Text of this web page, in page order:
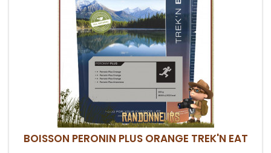
BOISSON PERONIN PLUS ORANGE TREK'N EAT